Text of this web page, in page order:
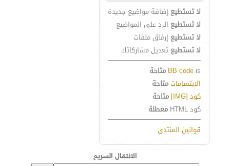
لا تستطيع إضافة مواضيع جديدة
لا تستطيع الرد على المواضيع
لا تستطيع إرفاق ملفات
لا تستطيع تعديل مشاركاتك
BB code is
متاحة
الابتساماتمتاحة
كود [IMG]
متاحة
كود HTML
معطلة
قوانين المنتدى
الانتقال السريع